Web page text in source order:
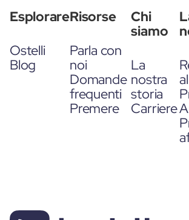
Esplorare
Ostelli
Blog
Risorse
Parla con
noi
Domande
frequenti
Premere
Chi
siamo
La
nostra
storia
Carriere